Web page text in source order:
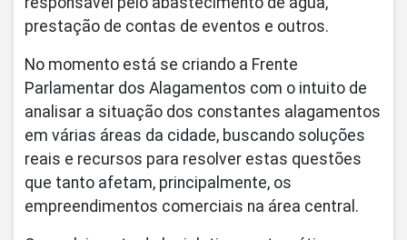
prestação de contas de eventos e outros.
No momento está se criando a Frente
Parlamentar dos Alagamentos com o intuito de
analisar a situação dos constantes alagamentos
em várias áreas da cidade, buscando soluções
reais e recursos para resolver estas questões
que tanto afetam, principalmente, os
empreendimentos comerciais na área central.